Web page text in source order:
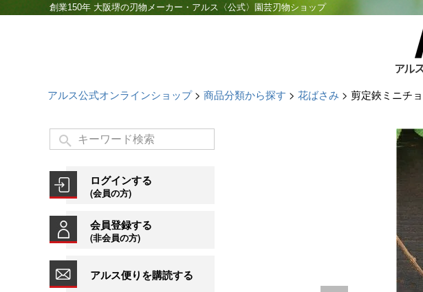
創業150年 大阪堺の刃物メーカー・アルス〈公式〉園芸刃物ショップ
アルス公式オンラインショップ 商品分類から探す 花ばさみ 剪定鋏ミニチ
ログインする
(会員の方)
会員登録する
(非会員の方)
アルス便りを購読する